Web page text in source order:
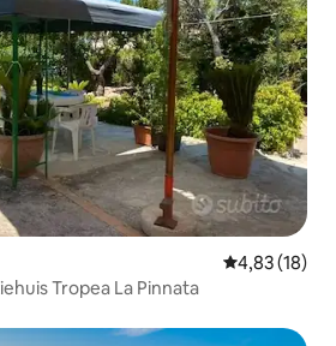
Gemiddelde
4,83 (18)
Tropea La Pinnata